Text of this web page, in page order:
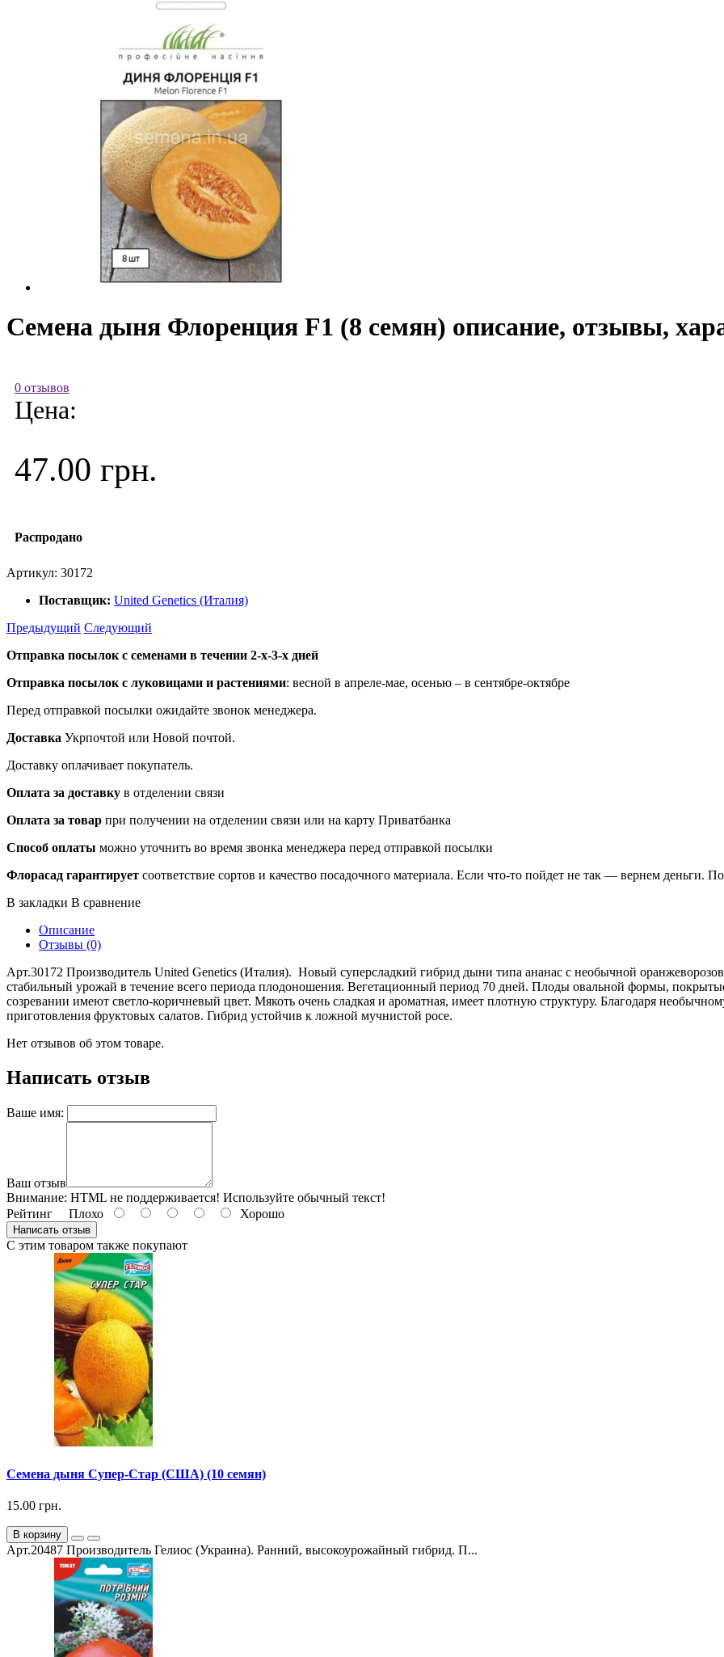
Семена дыня Флоренция F1 (8 семян) описание, отзывы,
0 отзывов
Цена:
47.00 грн.
Распродано
Артикул: 30172
Поставщик: United Genetics (Италия)
Предыдущий Следующий
Отправка посылок с семенами в течении 2-х-3-х дней
Отправка посылок с луковицами и растениями: весной в апреле-мае, осенью – в сентябре-октябре
Перед отправкой посылки ожидайте звонок менеджера.
Доставка Укрпочтой или Новой почтой.
Доставку оплачивает покупатель.
Оплата за доставку в отделении связи
Оплата за товар при получении на отделении связи или на карту Приватбанка
Способ оплаты можно уточнить во время звонка менеджера перед отправкой посылки
Флорасад гарантирует соответствие сортов и качество посадочного материала. Если что-то пойдет не так — вернем деньги.
В закладки В сравнение
Описание
Отзывы (0)
Арт.30172 Производитель United Genetics (Италия). Новый суперсладкий гибрид дыни типа ананас с необычной
стабильный урожай в течение всего периода плодоношения. Вегетационный период 70 дней. Плоды овальной формы,
созревании имеют светло-коричневый цвет. Мякоть очень сладкая и ароматная, имеет плотную структуру. Благодаря
приготовления фруктовых салатов. Гибрид устойчив к ложной мучнистой росе.
Нет отзывов об этом товаре.
Написать отзыв
Ваше имя:
Ваш отзыв
Внимание: HTML не поддерживается! Используйте обычный текст!
Рейтинг Плохо Хорошо
Написать отзыв
С этим товаром также покупают
Семена дыня Супер-Стар (США) (10 семян)
15.00 грн.
В корзину
Арт.20487 Производитель Гелиос (Украина). Ранний, высокоурожайный гибрид. П...